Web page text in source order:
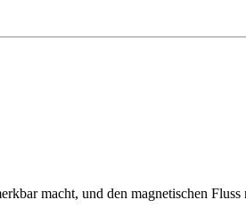
macht, und den magnetischen Fluss